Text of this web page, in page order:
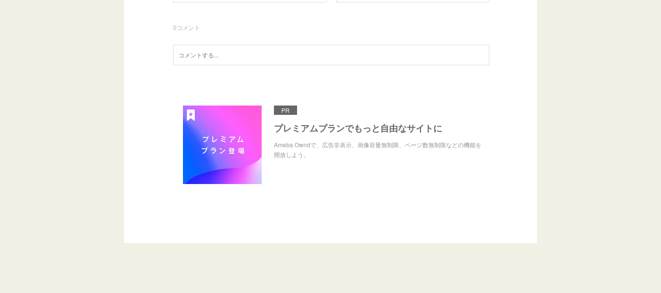
0コメント
PR
プレミアムプランでもっと自由なサイトに
Ameba Owndで、広告非表示、画像容量無制限、ページ数無制限などの機能を
開放しよう。